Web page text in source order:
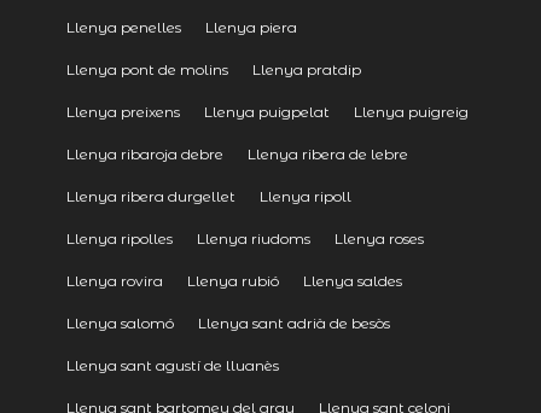
Llenya penelles Llenya piera
Llenya pont de molins Llenya pratdip
Llenya preixens Llenya puigpelat Llenya puigreig
Llenya ribaroja debre Llenya ribera de lebre
Llenya ribera durgellet Llenya ripoll
Llenya ripolles Llenya riudoms Llenya roses
Llenya rovira Llenya rubió Llenya saldes
Llenya salomó Llenya sant adrià de besòs
Llenya sant agustí de lluanès
Llenya sant bartomeu del grau Llenya sant celoni